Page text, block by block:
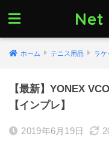
Net
ホーム テニス用品 ラケ
【最新】YONEX
【インプレ】
2019年6月19日